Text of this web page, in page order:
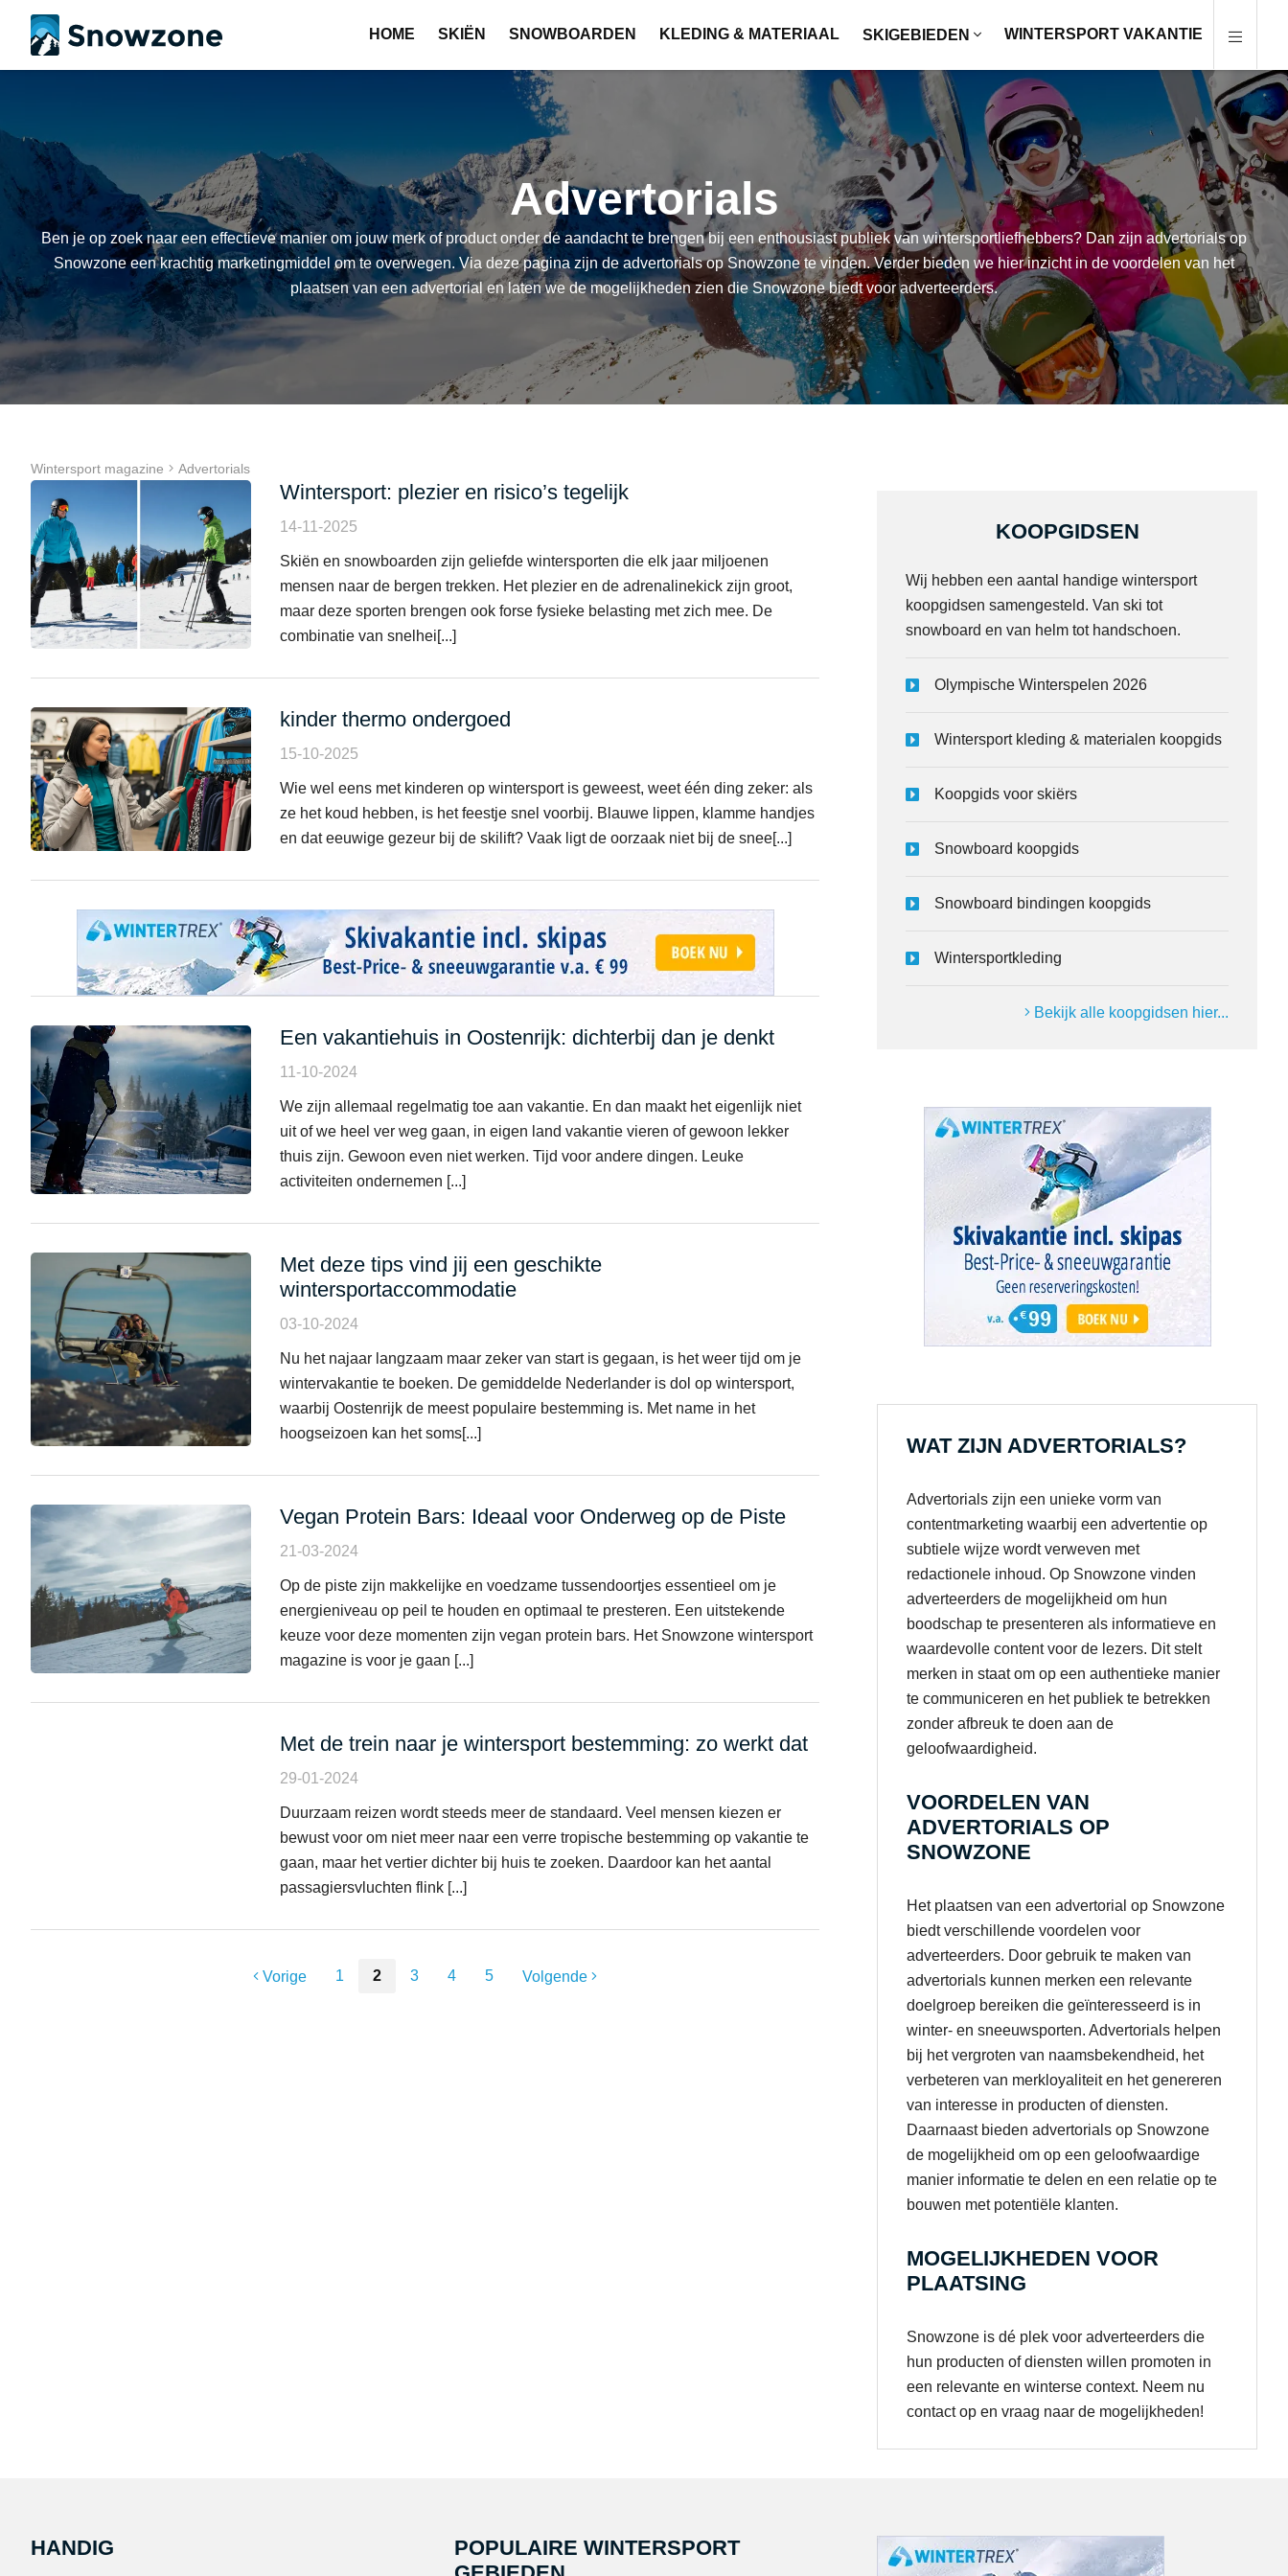
HOME SKIËN SNOWBOARDEN KLEDING & MATERIAAL SKIGEBIEDEN WINTERSPORT VAKANTIE
Advertorials
Ben je op zoek naar een effectieve manier om jouw merk of product onder de aandacht te brengen bij een enthousiast publiek van wintersportliefhebbers? Dan zijn advertorials op
Snowzone een krachtig marketingmiddel om te overwegen. Via deze pagina zijn de advertorials op Snowzone te vinden. Verder bieden we hier inzicht in de voordelen van het
plaatsen van een advertorial en laten we de mogelijkheden zien die Snowzone biedt voor adverteerders.
Wintersport magazine Advertorials
Wintersport: plezier en risico’s tegelijk
14-11-2025
Skiën en snowboarden zijn geliefde wintersporten die elk jaar miljoenen
mensen naar de bergen trekken. Het plezier en de adrenalinekick zijn groot,
maar deze sporten brengen ook forse fysieke belasting met zich mee. De
combinatie van snelhei[...]
kinder thermo ondergoed
15-10-2025
Wie wel eens met kinderen op wintersport is geweest, weet één ding zeker: als
ze het koud hebben, is het feestje snel voorbij. Blauwe lippen, klamme handjes
en dat eeuwige gezeur bij de skilift? Vaak ligt de oorzaak niet bij de snee[...]
Een vakantiehuis in Oostenrijk: dichterbij dan je denkt
11-10-2024
We zijn allemaal regelmatig toe aan vakantie. En dan maakt het eigenlijk niet
uit of we heel ver weg gaan, in eigen land vakantie vieren of gewoon lekker
thuis zijn. Gewoon even niet werken. Tijd voor andere dingen. Leuke
activiteiten ondernemen [...]
Met deze tips vind jij een geschikte
wintersportaccommodatie
03-10-2024
Nu het najaar langzaam maar zeker van start is gegaan, is het weer tijd om je
wintervakantie te boeken. De gemiddelde Nederlander is dol op wintersport,
waarbij Oostenrijk de meest populaire bestemming is. Met name in het
hoogseizoen kan het soms[...]
Vegan Protein Bars: Ideaal voor Onderweg op de Piste
21-03-2024
Op de piste zijn makkelijke en voedzame tussendoortjes essentieel om je
energieniveau op peil te houden en optimaal te presteren. Een uitstekende
keuze voor deze momenten zijn vegan protein bars. Het Snowzone wintersport
magazine is voor je gaan [...]
Met de trein naar je wintersport bestemming: zo werkt dat
29-01-2024
Duurzaam reizen wordt steeds meer de standaard. Veel mensen kiezen er
bewust voor om niet meer naar een verre tropische bestemming op vakantie te
gaan, maar het vertier dichter bij huis te zoeken. Daardoor kan het aantal
passagiersvluchten flink [...]
Vorige 1 2 3 4 5 Volgende
KOOPGIDSEN
Wij hebben een aantal handige wintersport
koopgidsen samengesteld. Van ski tot
snowboard en van helm tot handschoen.
Olympische Winterspelen 2026
Wintersport kleding & materialen koopgids
Koopgids voor skiërs
Snowboard koopgids
Snowboard bindingen koopgids
Wintersportkleding
Bekijk alle koopgidsen hier...
WAT ZIJN ADVERTORIALS?
Advertorials zijn een unieke vorm van
contentmarketing waarbij een advertentie op
subtiele wijze wordt verweven met
redactionele inhoud. Op Snowzone vinden
adverteerders de mogelijkheid om hun
boodschap te presenteren als informatieve en
waardevolle content voor de lezers. Dit stelt
merken in staat om op een authentieke manier
te communiceren en het publiek te betrekken
zonder afbreuk te doen aan de
geloofwaardigheid.
VOORDELEN VAN
ADVERTORIALS OP
SNOWZONE
Het plaatsen van een advertorial op Snowzone
biedt verschillende voordelen voor
adverteerders. Door gebruik te maken van
advertorials kunnen merken een relevante
doelgroep bereiken die geïnteresseerd is in
winter- en sneeuwsporten. Advertorials helpen
bij het vergroten van naamsbekendheid, het
verbeteren van merkloyaliteit en het genereren
van interesse in producten of diensten.
Daarnaast bieden advertorials op Snowzone
de mogelijkheid om op een geloofwaardige
manier informatie te delen en een relatie op te
bouwen met potentiële klanten.
MOGELIJKHEDEN VOOR
PLAATSING
Snowzone is dé plek voor adverteerders die
hun producten of diensten willen promoten in
een relevante en winterse context. Neem nu
contact op en vraag naar de mogelijkheden!
HANDIG
POPULAIRE WINTERSPORT